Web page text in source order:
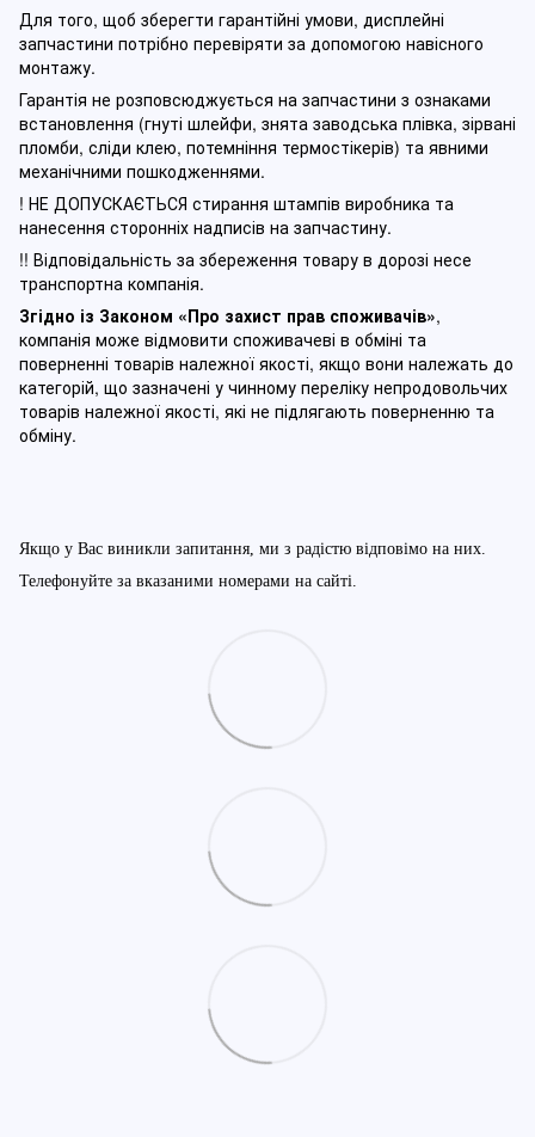
Для того, щоб зберегти гарантійні умови, дисплейні
запчастини потрібно перевіряти за допомогою навісного
монтажу.
Гарантія не розповсюджується на запчастини з ознаками
встановлення (гнуті шлейфи, знята заводська плівка, зірвані
пломби, сліди клею, потемніння термостікерів) та явними
механічними пошкодженнями.
! НЕ ДОПУСКАЄТЬСЯ стирання штампів виробника та
нанесення сторонніх надписів на запчастину.
!! Відповідальність за збереження товару в дорозі несе
транспортна компанія.
Згідно із Законом «Про захист прав споживачів»,
компанія може відмовити споживачеві в обміні та
поверненні товарів належної якості, якщо вони належать до
категорій, що зазначені у чинному переліку непродовольчих
товарів належної якості, які не підлягають поверненню та
обміну.
Якщо у Вас виникли запитання, ми з радістю відповімо на них.
Телефонуйте за вказаними номерами на сайті.